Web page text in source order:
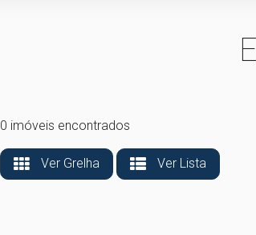
0 imóveis encontrados
Ver Grelha Ver Lista